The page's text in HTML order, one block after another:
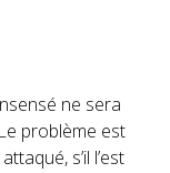
ne sera
problème est
s’il l’est